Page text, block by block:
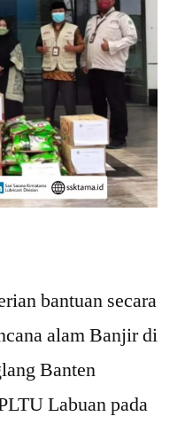
bantuan secara
alam Banjir di
Banten
Labuan pada